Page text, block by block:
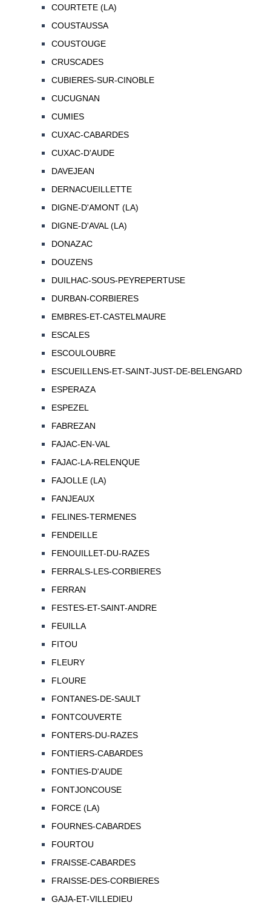
COURTETE (LA)
COUSTAUSSA
COUSTOUGE
CRUSCADES
CUBIERES-SUR-CINOBLE
CUCUGNAN
CUMIES
CUXAC-CABARDES
CUXAC-D'AUDE
DAVEJEAN
DERNACUEILLETTE
DIGNE-D'AMONT (LA)
DIGNE-D'AVAL (LA)
DONAZAC
DOUZENS
DUILHAC-SOUS-PEYREPERTUSE
DURBAN-CORBIERES
EMBRES-ET-CASTELMAURE
ESCALES
ESCOULOUBRE
ESCUEILLENS-ET-SAINT-JUST-DE-BELENGARD
ESPERAZA
ESPEZEL
FABREZAN
FAJAC-EN-VAL
FAJAC-LA-RELENQUE
FAJOLLE (LA)
FANJEAUX
FELINES-TERMENES
FENDEILLE
FENOUILLET-DU-RAZES
FERRALS-LES-CORBIERES
FERRAN
FESTES-ET-SAINT-ANDRE
FEUILLA
FITOU
FLEURY
FLOURE
FONTANES-DE-SAULT
FONTCOUVERTE
FONTERS-DU-RAZES
FONTIERS-CABARDES
FONTIES-D'AUDE
FONTJONCOUSE
FORCE (LA)
FOURNES-CABARDES
FOURTOU
FRAISSE-CABARDES
FRAISSE-DES-CORBIERES
GAJA-ET-VILLEDIEU